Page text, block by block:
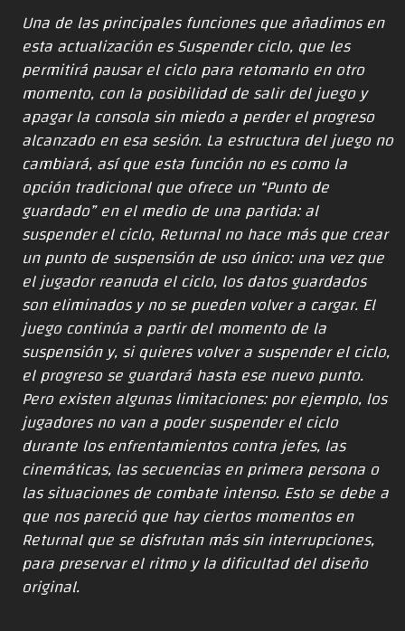
Una de las principales funciones que añadimos en
esta actualización es Suspender ciclo, que les
permitirá pausar el ciclo para retomarlo en otro
momento, con la posibilidad de salir del juego y
apagar la consola sin miedo a perder el progreso
alcanzado en esa sesión. La estructura del juego no
cambiará, así que esta función no es como la
opción tradicional que ofrece un “Punto de
guardado” en el medio de una partida: al
suspender el ciclo, Returnal no hace más que crear
un punto de suspensión de uso único: una vez que
el jugador reanuda el ciclo, los datos guardados
son eliminados y no se pueden volver a cargar. El
juego continúa a partir del momento de la
suspensión y, si quieres volver a suspender el ciclo,
el progreso se guardará hasta ese nuevo punto.
Pero existen algunas limitaciones: por ejemplo, los
jugadores no van a poder suspender el ciclo
durante los enfrentamientos contra jefes, las
cinemáticas, las secuencias en primera persona o
las situaciones de combate intenso. Esto se debe a
que nos pareció que hay ciertos momentos en
Returnal que se disfrutan más sin interrupciones,
para preservar el ritmo y la dificultad del diseño
original.